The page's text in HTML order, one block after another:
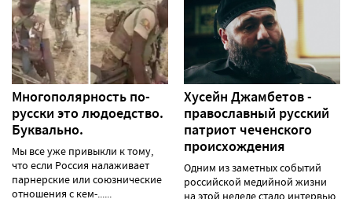
Многополярность по-
русски это людоедство.
Буквально.
Мы все уже привыкли к тому,
что если Россия налаживает
парнерские или союзнические
отношения с кем-......
Хусейн Джамбетов -
православный русский
патриот чеченского
происхождения
Одним из заметных событий
российской медийной жизни
на этой неделе стало интервью